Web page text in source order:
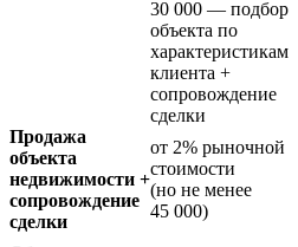
30 000 — подбор
объекта по
характеристикам
клиента +
сопровождение
сделки
Продажа
объекта
недвижимости +
сопровождение
сделки
от 2% рыночной
стоимости
(но не менее
45 000)